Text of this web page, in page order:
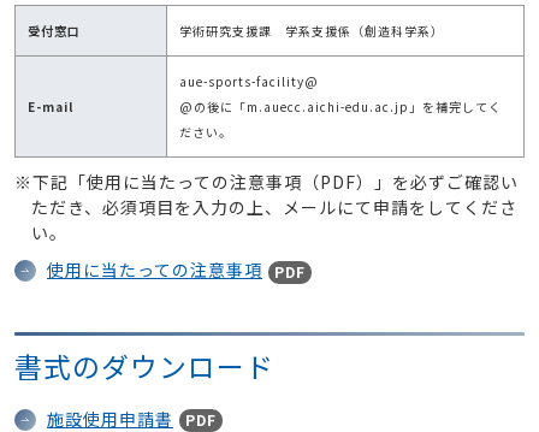
受付窓口 学術研究支援課 学系支援係（創造科学系）
E-mail
aue-sports-facility@
@の後に「m.auecc.aichi-edu.ac.jp」を補完してく
ださい。
※下記「使用に当たっての注意事項（PDF）」を必ずご確認い
ただき、必須項目を入力の上、メールにて申請をしてくださ
い。
使用に当たっての注意事項
PDF
書式のダウンロード
施設使用申請書 PDF